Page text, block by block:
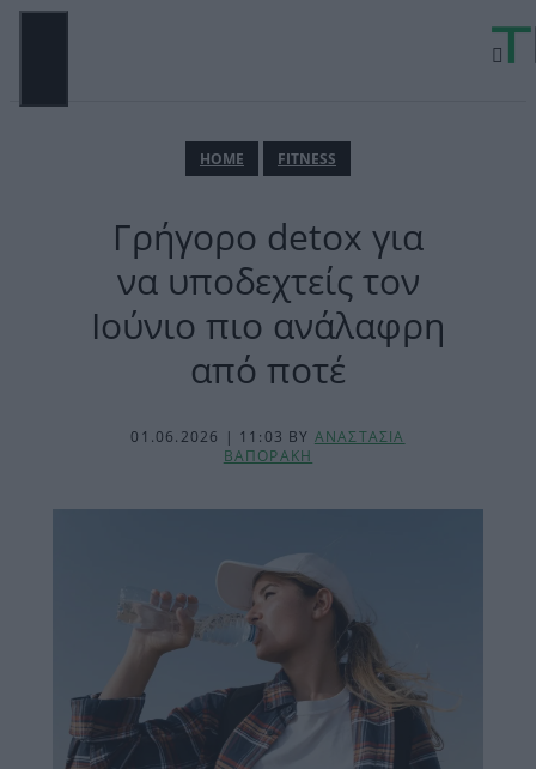
Μετάβαση
ΗΟΜΕ FITNESS
Γρήγορο detox για
να υποδεχτείς τον
Ιούνιο πιο ανάλαφρη
από ποτέ
01.06.2026 | 11:03 BY ΑΝΑΣΤΑΣΙΑ
ΒΑΠΟΡΑΚΗ